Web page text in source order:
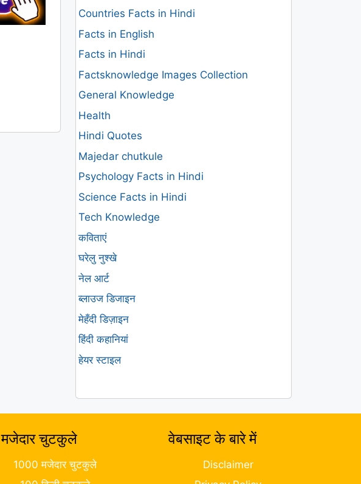
Countries Facts in Hindi
Facts in English
Facts in Hindi
Factsknowledge Images Collection
General Knowledge
Health
Hindi Quotes
Majedar chutkule
Psychology Facts in Hindi
Science Facts in Hindi
Tech Knowledge
कविताएं
घरेलु नुश्खे
नेल आर्ट
ब्लाउज डिजाइन
मेहँदी डिज़ाइन
हिंदी कहानियां
हेयर स्टाइल
मजेदार चुटकुले
1000 मजेदार चुटकुले
वेबसाइट के बारे में
Disclaimer